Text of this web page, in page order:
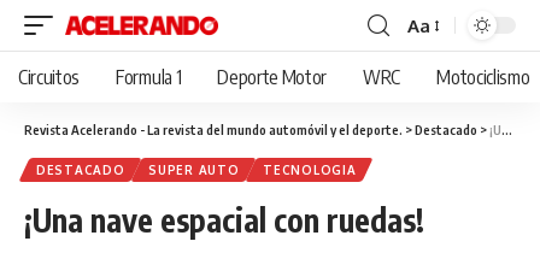
Cambiar
tamaño
fuente
Aa
Circuitos Formula 1 Deporte Motor WRC Motociclismo
Revista Acelerando - La revista del mundo automóvil y el deporte. >Destacado > ¡Una nave espacial con ruedas!
DESTACADO SUPER AUTO TECNOLOGIA
¡Una nave espacial con ruedas!